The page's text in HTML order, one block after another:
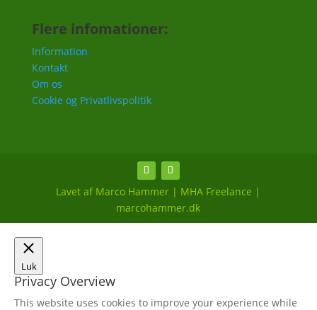
Flere infomationer:
Information
Kontakt
Om os
Cookie og Privatlivspolitik
Lavet af Marco Hammer | MHA Freelance |
marcohammer.dk
Luk
Privacy Overview
This website uses cookies to improve your experience while